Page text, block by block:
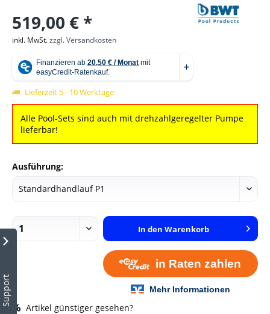
Support
519,00 € *
inkl. MwSt.zzgl. Versandkosten
Lieferzeit 5 - 10 Werktage
Alle Pool-Sets sind auch mit drehzahlgeregelter Pumpe
lieferbar!
Ausführung:
In den Warenkorb
Artikel günstiger gesehen?